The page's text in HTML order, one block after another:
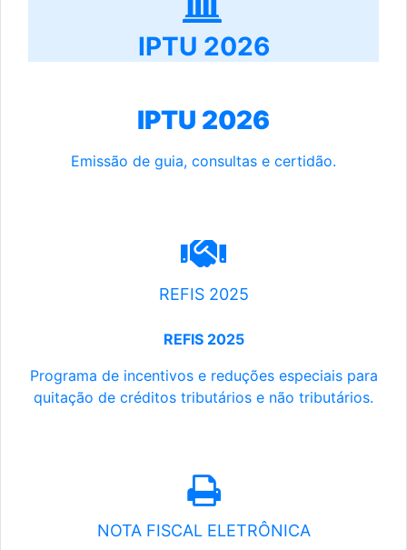
IPTU 2026
IPTU 2026
Emissão de guia, consultas e certidão.
REFIS 2025
REFIS 2025
Programa de incentivos e reduções especiais para
quitação de créditos tributários e não tributários.
NOTA FISCAL ELETRÔNICA